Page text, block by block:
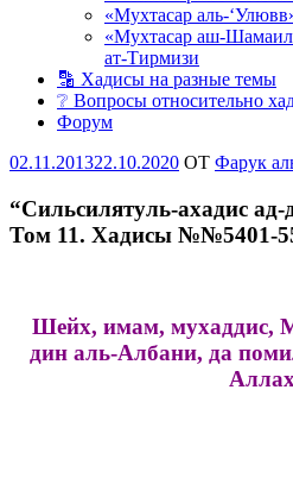
«Мухтасар аль-
«Мухтасар аш-
ат-Тирмизи
🔡 Хадисы на разные темы
❔ Вопросы относительно
Форум
Опубликовано
02.11.201322.10.2020 OT Фарук
“Сильсилятуль-ахадис ад-
Том 11. Хадисы №№5401-
Шейх, имам, мухаддис,
дин аль-Албани, да